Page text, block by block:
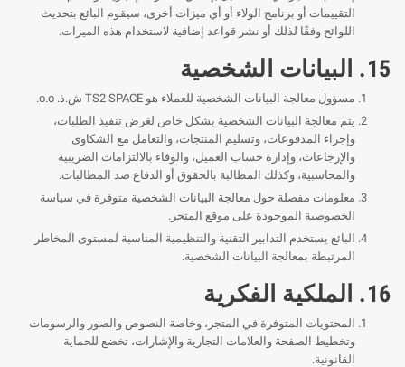
التقييمات أو برنامج الولاء أو أي ميزات أخرى، سيقوم البائع بتحديث
اللوائح وفقًا لذلك أو نشر قواعد إضافية لاستخدام هذه الميزات.
15. البيانات الشخصية
مسؤول معالجة البيانات الشخصية للعملاء هو TS2 SPACE ش.ذ. o.o.
يتم معالجة البيانات الشخصية بشكل خاص لغرض تنفيذ الطلبات،
وإجراء المدفوعات، وتسليم المنتجات، والتعامل مع الشكاوى
والإرجاعات، وإدارة حساب العميل، والوفاء بالالتزامات الضريبية
والمحاسبية، وكذلك المطالبة بالحقوق أو الدفاع ضد المطالبات.
معلومات مفصلة حول معالجة البيانات الشخصية متوفرة في سياسة
الخصوصية الموجودة على موقع المتجر.
البائع يستخدم التدابير التقنية والتنظيمية المناسبة لمستوى المخاطر
المرتبطة بمعالجة البيانات الشخصية.
16. الملكية الفكرية
المحتويات المتوفرة في المتجر، وخاصة النصوص والصور والرسومات
وتخطيط الصفحة والعلامات التجارية والإشارات، تخضع للحماية
القانونية.